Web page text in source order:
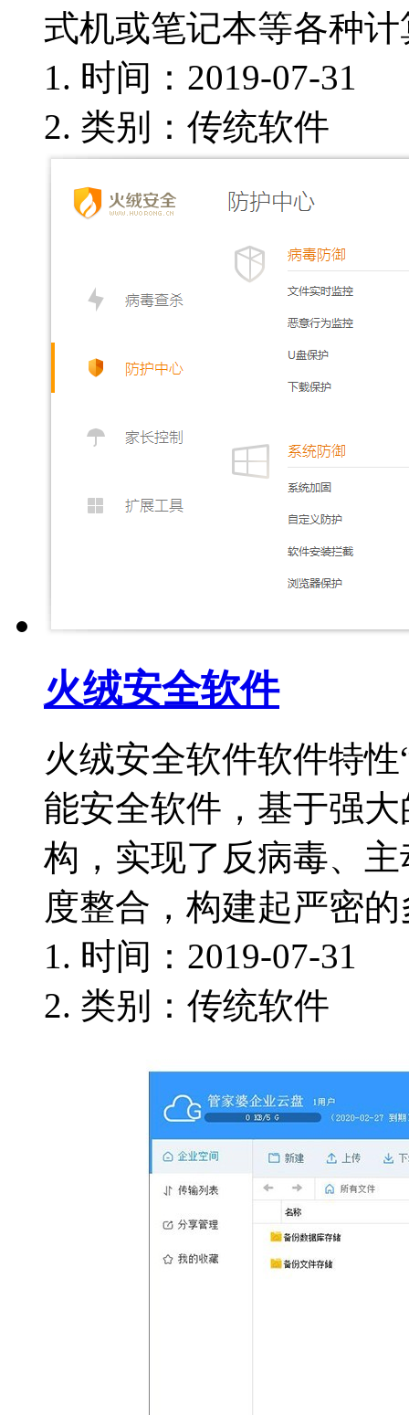
式机或笔记本等各种
时间：2019-07-31
类别：传统软件
火绒安全软件
火绒安全软件软件特
能安全软件，基于强
构，实现了反病毒、
度整合，构建起严密
时间：2019-07-31
类别：传统软件